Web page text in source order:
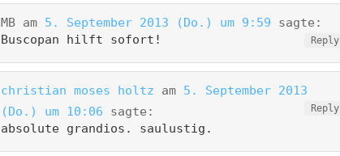
MB am 5. September 2013 (Do.) um 9:59 sagte:
Reply
Buscopan hilft sofort!
christian moses holtz am 5. September 2013
(Do.) um 10:06
sagte: Reply
absolute grandios. saulustig.